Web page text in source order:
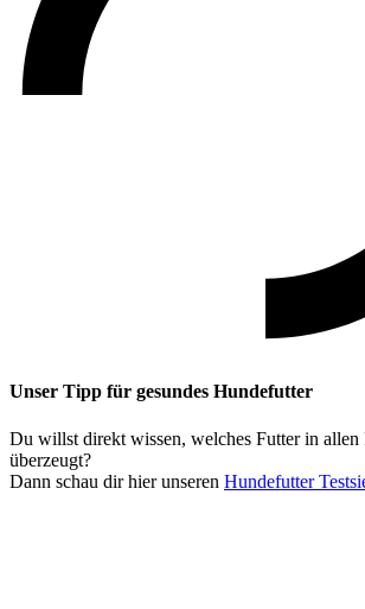
Unser Tipp für gesundes Hundefutter
Du willst direkt wissen, welches Futter in allen
überzeugt?
Dann schau dir hier unseren Hundefutter